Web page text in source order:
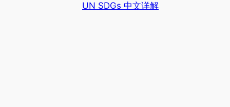
UN SDGs 中文详解